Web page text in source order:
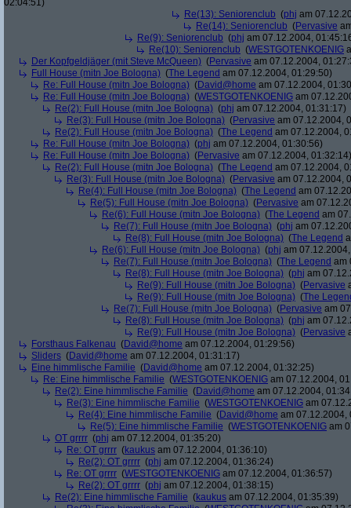
02:04:51)
Re(13): Seniorenclub (phj am
Re(14): Seniorenclub (Pervasive
Re(9): Seniorenclub (phj am 07.12.2004,
Re(10): Seniorenclub (WESTGOTENKOENIG
Der Kopfgeldjäger (mit Steve McQueen) (Pervasive am 07.12.2004,
Full House (mitn Joe Bologna) (The Legend am 07.12.2004, 01:29:50)
Re: Full House (mitn Joe Bologna) (David@home am 07.12.2004,
Re: Full House (mitn Joe Bologna) (WESTGOTENKOENIG am
Re(2): Full House (mitn Joe Bologna) (phj am 07.12.2004, 01:31:17)
Re(3): Full House (mitn Joe Bologna) (Pervasive am 07.12.2004,
Re(2): Full House (mitn Joe Bologna) (The Legend am 07.12.2004,
Re: Full House (mitn Joe Bologna) (phj am 07.12.2004, 01:30:56)
Re: Full House (mitn Joe Bologna) (Pervasive am 07.12.2004, 01:32:14)
Re(2): Full House (mitn Joe Bologna) (The Legend am 07.12.2004,
Re(3): Full House (mitn Joe Bologna) (Pervasive am 07.12.2004,
Re(4): Full House (mitn Joe Bologna) (The Legend am
Re(5): Full House (mitn Joe Bologna) (Pervasive am
Re(6): Full House (mitn Joe Bologna) (The Legend am
Re(7): Full House (mitn Joe Bologna) (phj am
Re(8): Full House (mitn Joe Bologna) (The Legend
Re(6): Full House (mitn Joe Bologna) (phj am
Re(7): Full House (mitn Joe Bologna) (The Legend am
Re(8): Full House (mitn Joe Bologna) (phj am
Re(9): Full House (mitn Joe Bologna) (Pervasive
Re(9): Full House (mitn Joe Bologna) (The
Re(7): Full House (mitn Joe Bologna) (Pervasive am
Re(8): Full House (mitn Joe Bologna) (phj am
Re(9): Full House (mitn Joe Bologna) (Pervasive
Forsthaus Falkenau (David@home am 07.12.2004, 01:29:56)
Sliders (David@home am 07.12.2004, 01:31:17)
Eine himmlische Familie (David@home am 07.12.2004, 01:32:25)
Re: Eine himmlische Familie (WESTGOTENKOENIG am 07.12.2004,
Re(2): Eine himmlische Familie (David@home am 07.12.2004,
Re(3): Eine himmlische Familie (WESTGOTENKOENIG am
Re(4): Eine himmlische Familie (David@home am 07.12.2004,
Re(5): Eine himmlische Familie (WESTGOTENKOENIG am
OT grrrr (phj am 07.12.2004, 01:35:20)
Re: OT grrrr (kaukus am 07.12.2004, 01:36:10)
Re(2): OT grrrr (phj am 07.12.2004, 01:36:24)
Re: OT grrrr (WESTGOTENKOENIG am 07.12.2004, 01:36:57)
Re(2): OT grrrr (phj am 07.12.2004, 01:38:15)
Re(2): Eine himmlische Familie (kaukus am 07.12.2004, 01:35:39)